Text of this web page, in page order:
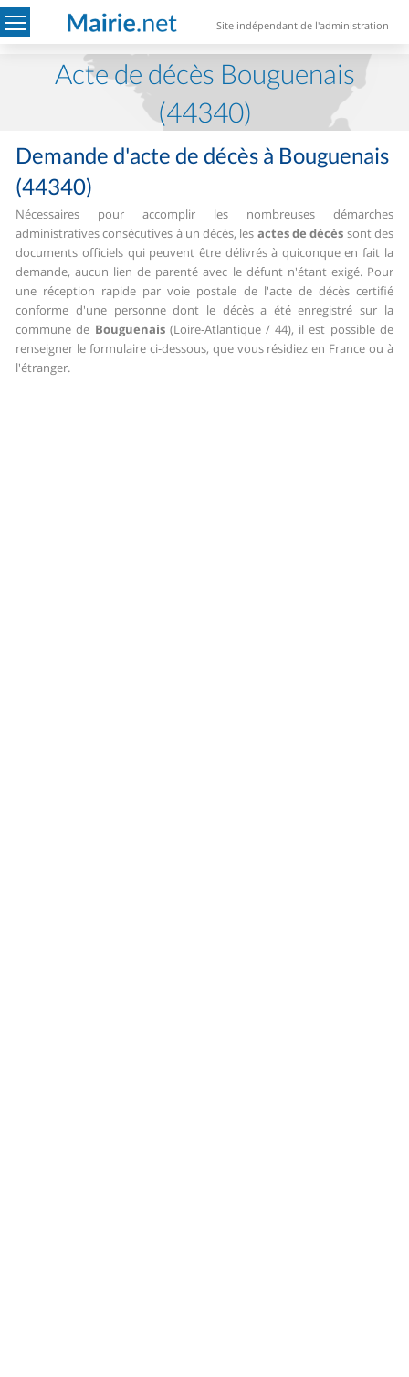
Site indépendant de l'administration
Acte de décès Bouguenais
(44340)
Demande d'acte de décès à Bouguenais
(44340)
Nécessaires pour accomplir les nombreuses démarches
administratives consécutives à un décès, les actes de décès sont des
documents officiels qui peuvent être délivrés à quiconque en fait la
demande, aucun lien de parenté avec le défunt n'étant exigé.Pour
une réception rapide par voie postale de l'acte de décès certifié
conforme d'une personne dont le décès a été enregistré sur la
commune de Bouguenais(Loire-Atlantique / 44), il est possible de
renseigner le formulaire ci-dessous, que vous résidiez en France ou à
l'étranger.